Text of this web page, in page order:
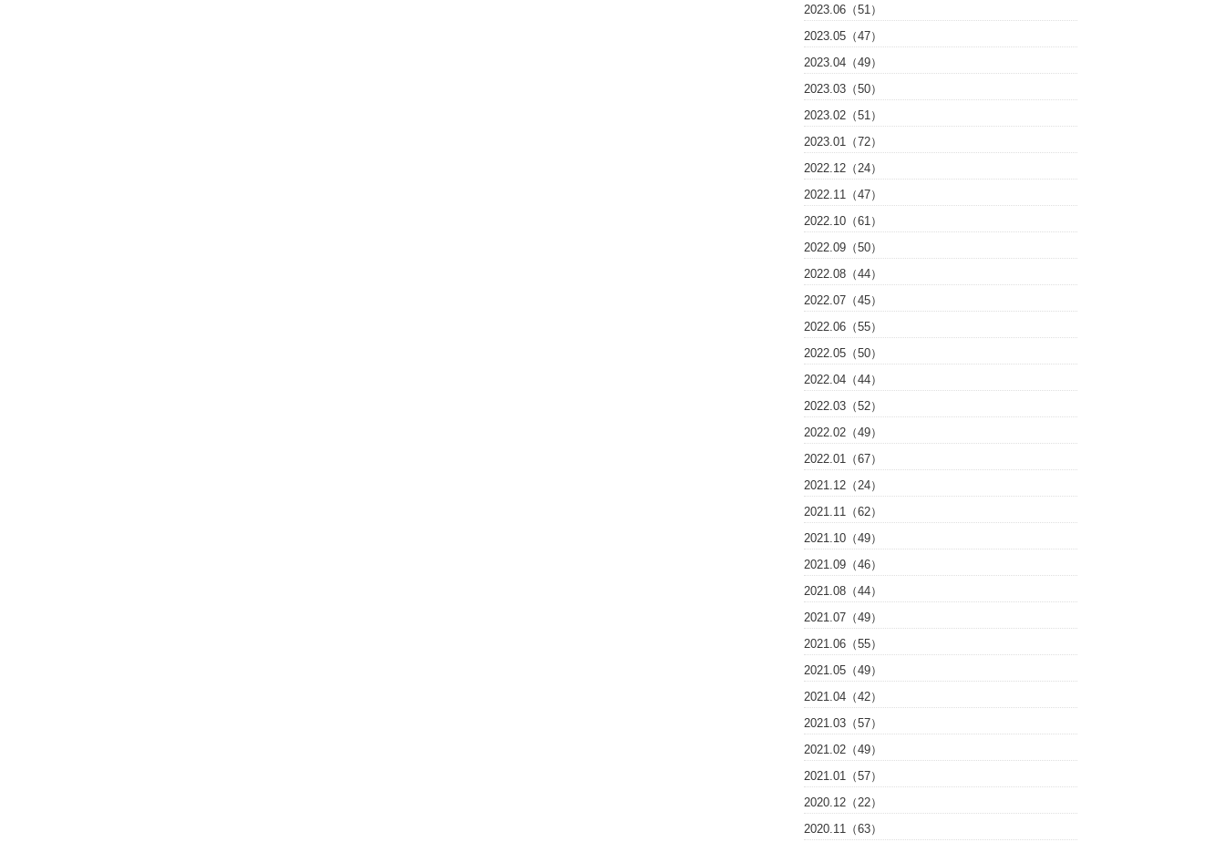
2023.06（51）
2023.05（47）
2023.04（49）
2023.03（50）
2023.02（51）
2023.01（72）
2022.12（24）
2022.11（47）
2022.10（61）
2022.09（50）
2022.08（44）
2022.07（45）
2022.06（55）
2022.05（50）
2022.04（44）
2022.03（52）
2022.02（49）
2022.01（67）
2021.12（24）
2021.11（62）
2021.10（49）
2021.09（46）
2021.08（44）
2021.07（49）
2021.06（55）
2021.05（49）
2021.04（42）
2021.03（57）
2021.02（49）
2021.01（57）
2020.12（22）
2020.11（63）